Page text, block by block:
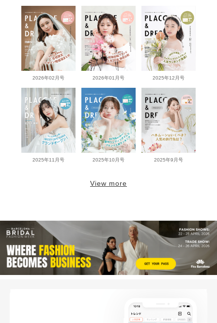
2026年02月号 2026年01月号 2025年12月号
2025年11月号 2025年10月号 2025年9月号
View more